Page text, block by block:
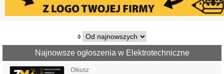
Najnowsze ogłoszenia w Elektrotechniczne
Olkusz